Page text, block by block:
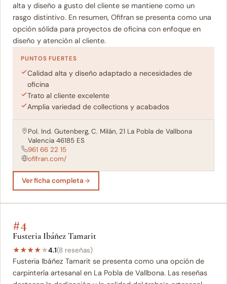
alta y diseño a gusto del cliente se mantiene como un
rasgo distintivo. En resumen, Ofifran se presenta como una
opción sólida para proyectos de oficina con enfoque en
diseño y atención al cliente.
PUNTOS FUERTES
Calidad alta y diseño adaptado a necesidades de
oficina
Trato al cliente excelente
Amplia variedad de collections y acabados
Pol. Ind. Gutenberg, C. Milán, 21 La Pobla de Vallbona
Valencia 46185 ES
961 66 22 15
ofifran.com/
Ver ficha completa
#4
Fusteria Ibáñez Tamarit
★★★★★4.1(8 reseñas)
Fusteria Ibáñez Tamarit se presenta como una opción de
carpintería artesanal en La Pobla de Vallbona. Las reseñas